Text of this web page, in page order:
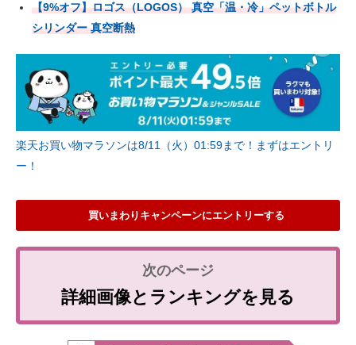
【9%オフ】ロゴス（LOGOS） 真空「温・冷」ペットボトル
シリンダー 真空断熱
楽天お買い物マラソンは8/11（火）01:59まで！まずはエントリ
ー！
買いまわりキャンペーンにエントリーする
詳細画像とランキングを見る